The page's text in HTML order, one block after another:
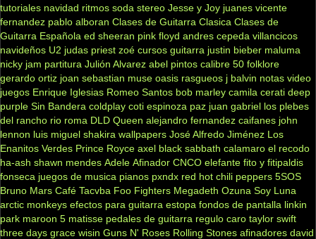
tutoriales navidad ritmos soda stereo Jesse y Joy juanes vicente
fernandez pablo alboran Clases de Guitarra Clasica Clases de
Guitarra Española ed sheeran pink floyd andres cepeda villancicos
navideños U2 judas priest zoé cursos guitarra justin bieber maluma
nicky jam partitura Julión Alvarez abel pintos calibre 50 folklore
gerardo ortiz joan sebastian muse oasis rasgueos j balvin notas video
juegos Enrique Iglesias Romeo Santos bob marley camila cerati deep
purple Sin Bandera coldplay coti espinoza paz juan gabriel los plebes
del rancho rio roma DLD Queen alejandro fernandez caifanes john
lennon luis miguel shakira wallpapers José Alfredo Jiménez Los
Enanitos Verdes Prince Royce axel black sabbath calamaro el recodo
ha-ash shawn mendes Adele Afinador CNCO elefante fito y fitipaldis
fonseca juegos de musica pianos pxndx red hot chili peppers 5SOS
Bruno Mars Café Tacvba Foo Fighters Megadeth Ozuna Soy Luna
arctic monkeys efectos para guitarra estopa fondos de pantalla linkin
park maroon 5 matisse pedales de guitarra regulo caro taylor swift
three days grace wisin Guns N' Roses Rolling Stones afinadores david